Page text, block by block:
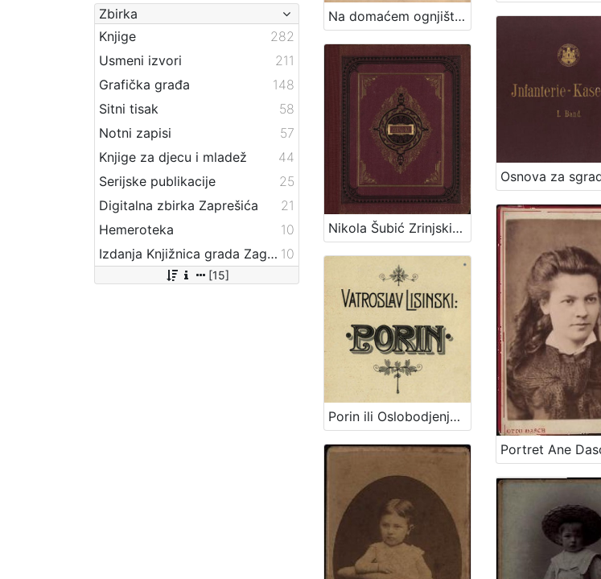
Zbirka
Knjige
282
Usmeni izvori
211
Grafička građa
148
Sitni tisak
58
Notni zapisi
57
Knjige za djecu i mladež
44
Serijske publikacije
25
Digitalna zbirka Zaprešića
21
Hemeroteka
10
Izdanja Knjižnica grada Zagreba - E-knjige 10
[15]
Na domaćem ognjištu : list za porodicu / uredile Marija Jambrišak i Jagoda Truhelka
Nikola Šubić Zrinjski : glasbena tragedija u 3 čina (8 slika) : op. 403 / glasbotvorio Ivan pl. Zajc ; po drami Teodora Körnera napisao Hugo Badalić ; priređeno po sladatelju za glasovir ujedno s pjevanjem i sa hrvatskim i talijanskim tekstom. Zagreb, [1884].
Porin ili Oslobodjenje Hrvata ispod franačkog jarma : junačka opera u 5 čina / Uglazbio Vatroslav Lisinski ; [libreto] dr. Dimitrije Demeter ; glasovirsku udesbu složio Srećko Albini